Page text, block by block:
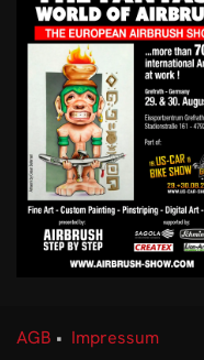
AGB • Impressum